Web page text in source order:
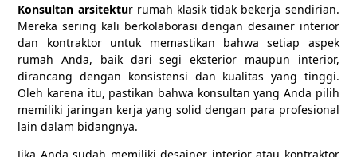
Konsultan arsitektur rumah klasik tidak bekerja sendirian.
Mereka sering kali berkolaborasi dengan desainer interior
dan kontraktor untuk memastikan bahwa setiap aspek
rumah Anda, baik dari segi eksterior maupun interior,
dirancang dengan konsistensi dan kualitas yang tinggi.
Oleh karena itu, pastikan bahwa konsultan yang Anda pilih
memiliki jaringan kerja yang solid dengan para profesional
lain dalam bidangnya.
Jika Anda sudah memiliki desainer interior atau kontraktor